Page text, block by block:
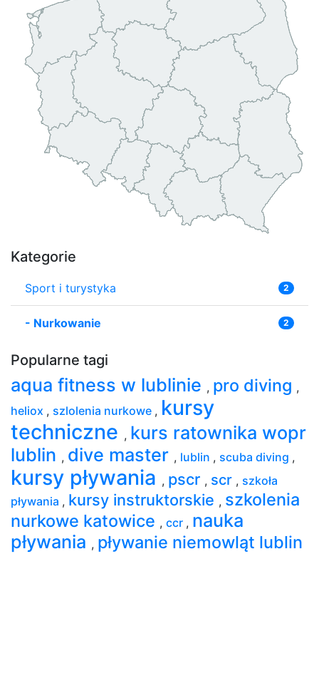
Kategorie
Sport i turystyka 2
- Nurkowanie 2
Popularne tagi
aqua fitness w lublinie , pro diving ,
heliox , szlolenia nurkowe , kursy
techniczne , kurs ratownika wopr
lublin , dive master , lublin , scuba diving ,
kursy pływania , pscr , scr , szkoła
pływania , kursy instruktorskie , szkolenia
nurkowe katowice , ccr , nauka
pływania , pływanie niemowląt lublin